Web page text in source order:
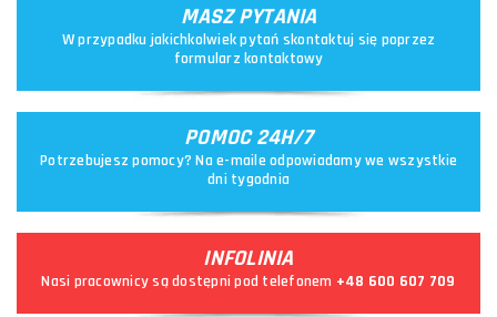
MASZ PYTANIA
W przypadku jakichkolwiek pytań skontaktuj się poprzez
formularz kontaktowy
POMOC 24H/7
Potrzebujesz pomocy? Na e-maile odpowiadamy we wszystkie
dni tygodnia
INFOLINIA
Nasi pracownicy są dostępni pod telefonem +48 600 607 709